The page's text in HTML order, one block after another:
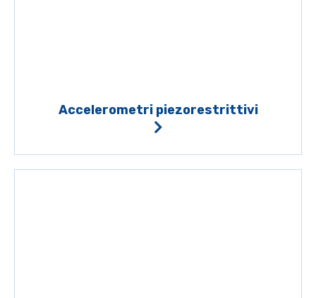
Accelerometri piezorestrittivi